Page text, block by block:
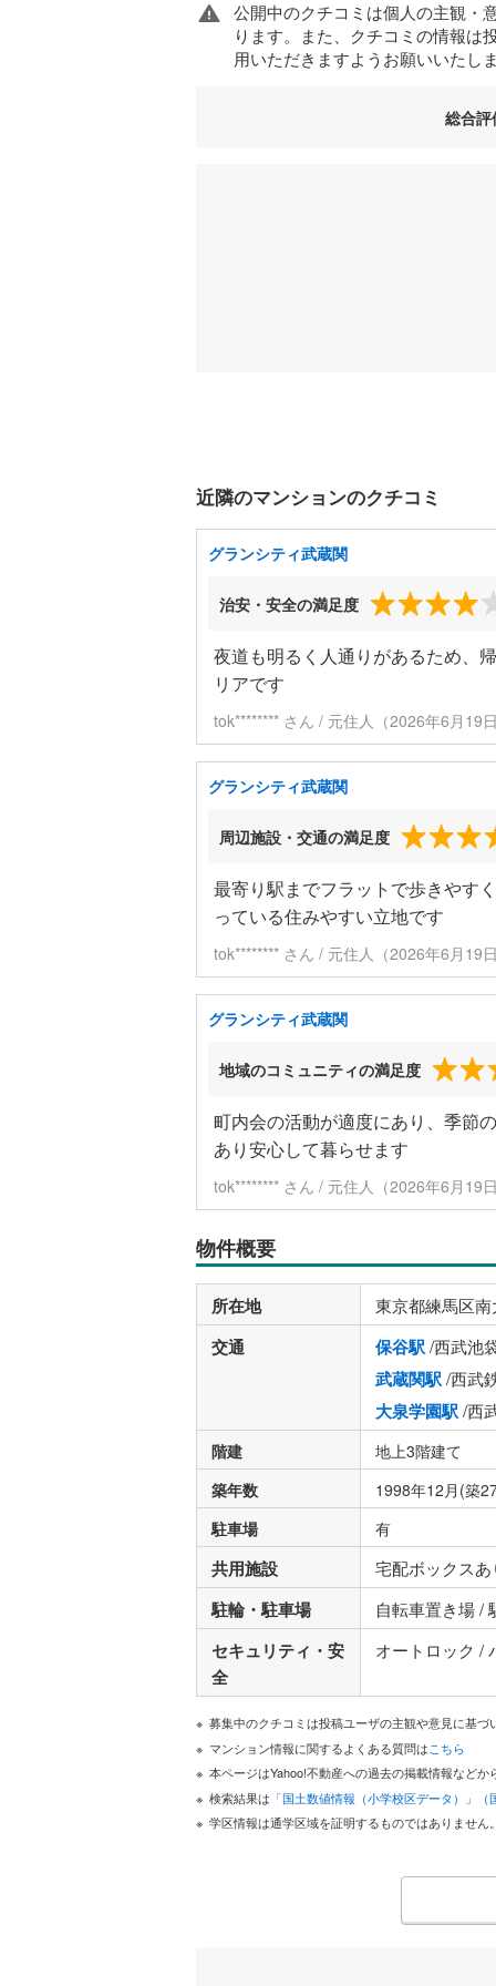
公開中のクチコミは個人の主観・
ります。また、クチコミの情報は
用いただきますようお願いいたし
総合評
近隣のマンションのクチコミ
グランシティ武蔵関
治安・安全の満足度
夜道も明るく人通りがあるため、
リアです
tok******** さん / 元住人（2026年6月19
グランシティ武蔵関
周辺施設・交通の満足度
最寄り駅までフラットで歩きやす
っている住みやすい立地です
tok******** さん / 元住人（2026年6月19
グランシティ武蔵関
地域のコミュニティの満足度
町内会の活動が適度にあり、季節
あり安心して暮らせます
tok******** さん / 元住人（2026年6月19
物件概要
所在地 東京都練馬区
交通 保谷駅/西武池
武蔵関駅/西武
大泉学園駅/西
階建
地上3階建て
築年数
1998年12月(築
駐車場
有
共用施設 宅配ボックス
駐輪・駐車場 自転車置き場 /
セキュリティ・安
全
オートロック /
募集中のクチコミは投稿ユーザの主観や意見に基
マンション情報に関するよくある質問はこちら
本ページはYahoo!不動産への過去の掲載情報など
検索結果は 「国土数値情報（小学校区データ）」（
学区情報は通学区域を証明するものではありませ